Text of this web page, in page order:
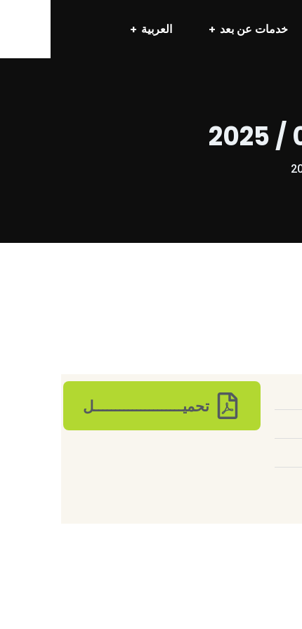
خدمات عن بعد العربية
تحميـــــــــــــــــــــل